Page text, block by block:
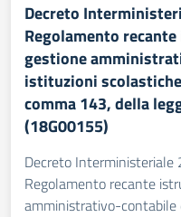
Decreto
Regolamento
gestione
istituzioni
comma 143, della
(18G00155)
Decreto
Regolamento recante
amministrativo-